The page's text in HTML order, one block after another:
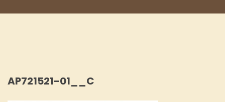
AP721521-01__C